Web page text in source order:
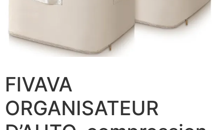
FIVAVA
ORGANISATEUR